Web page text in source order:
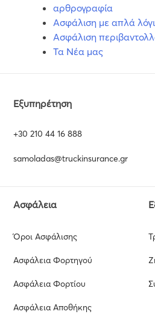
αρθρογραφία
Ασφάλιση με απλά
Ασφάλιση
Τα Νέα μας
Εξυπηρέτηση
+30 210 44 16 888
samoladas@truckinsurance.gr
Ασφάλεια
Όροι Ασφάλισης
Ασφάλεια Φορτηγού
Ασφάλεια Φορτίου
Ασφάλεια Αποθήκης